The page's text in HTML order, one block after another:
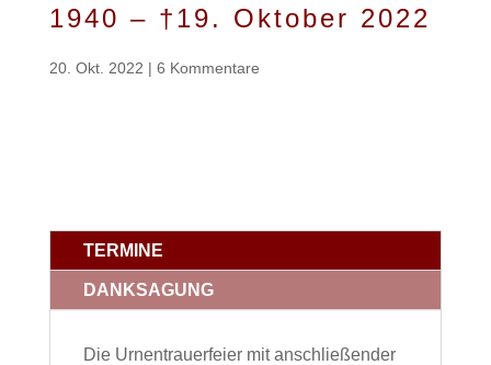
1940 – †19. Oktober 2022
20. Okt. 2022 | 6 Kommentare
TERMINE
DANKSAGUNG
Die Urnentrauerfeier mit anschließender